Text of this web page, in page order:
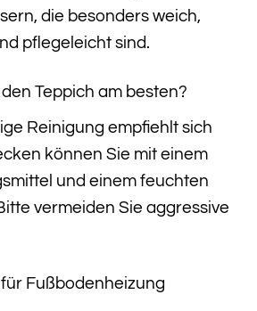
die besonders weich,
pflegeleicht sind.
Teppich am besten?
Reinigung empfiehlt sich
können Sie mit einem
und einem feuchten
vermeiden Sie aggressive
Fußbodenheizung